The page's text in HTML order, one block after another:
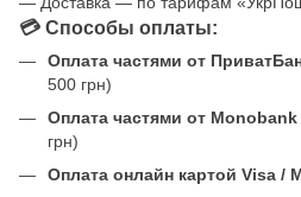
💳 Способы оплаты:
Оплата частями от
500 грн)
Оплата частями от Monobank
грн)
Оплата онлайн картой Visa /